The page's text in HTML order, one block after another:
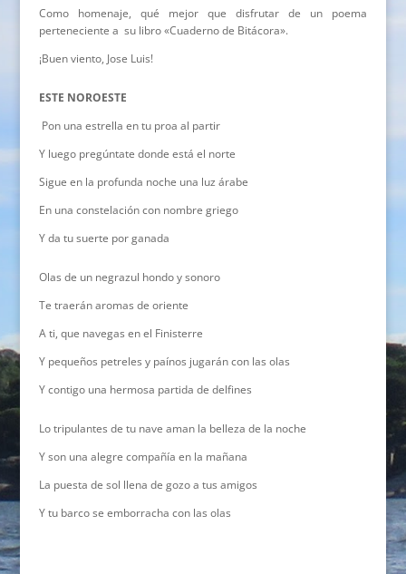
Como homenaje, qué mejor que disfrutar de un poema
perteneciente a su libro «Cuaderno de Bitácora».
¡Buen viento, Jose Luis!
ESTE NOROESTE
Pon una estrella en tu proa al partir
Y luego pregúntate donde está el norte
Sigue en la profunda noche una luz árabe
En una constelación con nombre griego
Y da tu suerte por ganada
Olas de un negrazul hondo y sonoro
Te traerán aromas de oriente
A ti, que navegas en el Finisterre
Y pequeños petreles y paínos jugarán con las olas
Y contigo una hermosa partida de delfines
Lo tripulantes de tu nave aman la belleza de la noche
Y son una alegre compañía en la mañana
La puesta de sol llena de gozo a tus amigos
Y tu barco se emborracha con las olas